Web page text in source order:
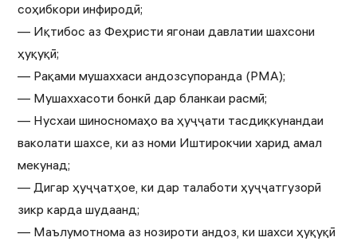
соҳибкори инфиродӣ;
— Иқтибос аз Феҳристи ягонаи давлатии шахсони
ҳуқуқӣ;
— Рақами мушаххаси андозсупоранда (РМА);
— Мушаххасоти бонкӣ дар бланкаи расмӣ;
— Нусхаи шиносномаҳо ва ҳуҷҷати тасдиқкунандаи
ваколати шахсе, ки аз номи Иштирокчии харид амал
мекунад;
— Дигар ҳуҷҷатҳое, ки дар талаботи ҳуҷҷатгузорӣ
зикр карда шудаанд;
— Маълумотнома аз нозироти андоз, ки шахси ҳуқуқӣ